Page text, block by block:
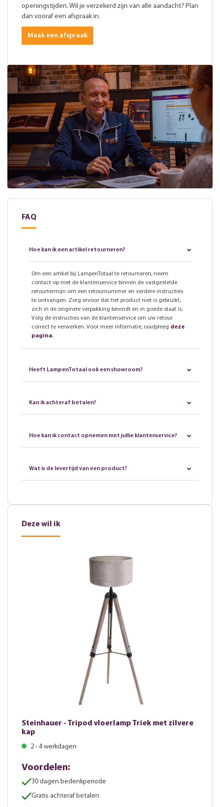
openingstijden. Wil je verzekerd zijn van alle aandacht? Plan
dan vooraf een afspraak in.
Maak een afspraak
FAQ
Hoe kan ik een artikel retourneren?
Om een artikel bij LampenTotaal te retourneren, neem
contact op met de klantenservice binnen de vastgestelde
retourtermijn om een retournummer en verdere instructies
te ontvangen. Zorg ervoor dat het product niet is gebruikt,
zich in de originele verpakking bevindt en in goede staat is.
Volg de instructies van de klantenservice om uw retour
correct te verwerken. Voor meer informatie, raadpleeg deze
pagina.
Heeft LampenTotaal ook een showroom?
Kan ik achteraf betalen?
Hoe kan ik contact opnemen met jullie klantenservice?
Wat is de levertijd van een product?
Deze wil ik
Steinhauer - Tripod vloerlamp Triek met zilvere
kap
2 - 4 werkdagen
Voordelen:
30 dagen bedenkperiode
Gratis achteraf betalen